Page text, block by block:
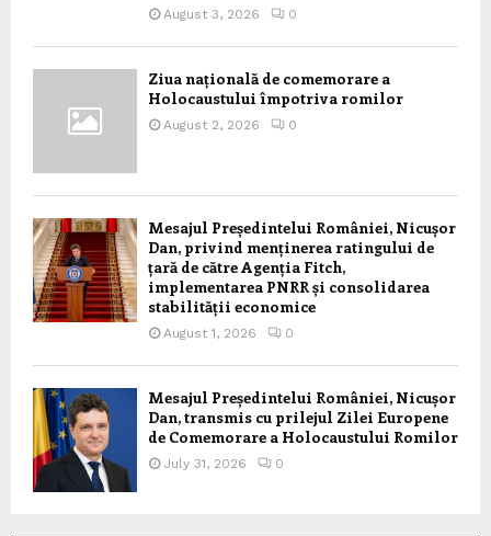
August 3, 2026 0
Ziua națională de comemorare a
Holocaustului împotriva romilor
August 2, 2026 0
Mesajul Președintelui României, Nicușor
Dan, privind menținerea ratingului de
țară de către Agenția Fitch,
implementarea PNRR și consolidarea
stabilității economice
August 1, 2026 0
Mesajul Președintelui României, Nicușor
Dan, transmis cu prilejul Zilei Europene
de Comemorare a Holocaustului Romilor
July 31, 2026 0